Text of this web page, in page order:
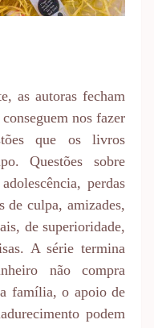
as autoras fecham
nos fazer
que os livros
Questões sobre
perdas
de culpa, amizades,
de superioridade,
A série termina
não compra
família, o apoio de
podem